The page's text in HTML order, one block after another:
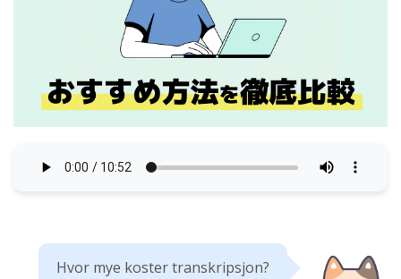
Hvor mye koster transkripsjon?